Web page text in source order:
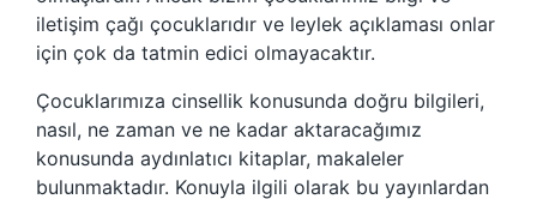
iletişim çağı çocuklarıdır ve leylek açıklaması onlar
için çok da tatmin edici olmayacaktır.
Çocuklarımıza cinsellik konusunda doğru bilgileri,
nasıl, ne zaman ve ne kadar aktaracağımız
konusunda aydınlatıcı kitaplar, makaleler
bulunmaktadır. Konuyla ilgili olarak bu yayınlardan